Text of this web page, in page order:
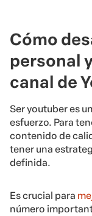
Cómo
personal
canal de
Ser youtuber es
esfuerzo. Para
contenido de
tener una
definida.
Es crucial para
número